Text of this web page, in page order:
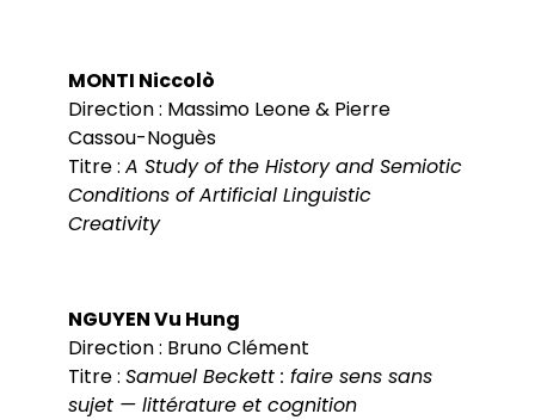
MONTI Niccolò
Direction : Massimo Leone & Pierre
Cassou-Noguès
Titre : A Study of the History and Semiotic
Conditions of Artificial Linguistic
Creativity
NGUYEN Vu Hung
Direction : Bruno Clément
Titre : Samuel Beckett : faire sens sans
sujet — littérature et cognition